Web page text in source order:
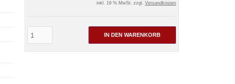
inkl. 19 % MwSt. zzgl. Versandkosten
IN DEN WARENKORB